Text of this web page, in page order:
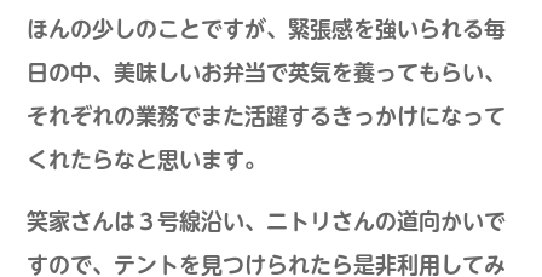
ほんの少しのことですが、緊張感を強いられる毎
日の中、美味しいお弁当で英気を養ってもらい、
それぞれの業務でまた活躍するきっかけになって
くれたらなと思います。
笑家さんは３号線沿い、ニトリさんの道向かいで
すので、テントを見つけられたら是非利用してみ